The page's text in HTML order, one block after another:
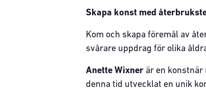
Skapa konst med
Kom och skapa föremål av
svårare uppdrag för olika
Anette Wixner är en konstnär
denna tid utvecklat en unik